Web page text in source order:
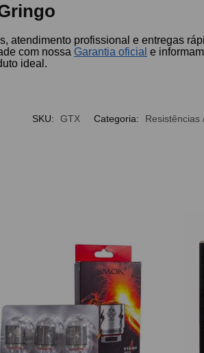
atendimento profissional e entregas
com nossa Garantia oficial e
ideal.
SKU: GTX Categoria: Resistências